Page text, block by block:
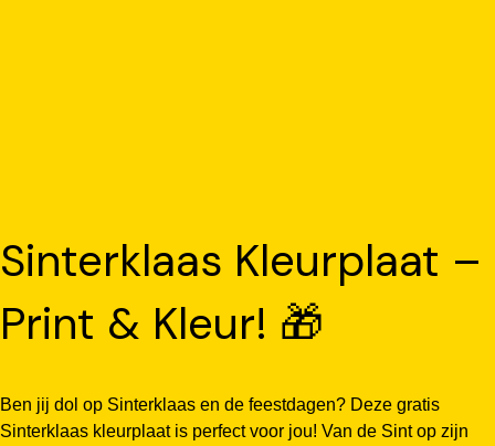
Sinterklaas Kleurplaat –
Print & Kleur! 🎁
Ben jij dol op Sinterklaas en de feestdagen? Deze gratis
Sinterklaas kleurplaat is perfect voor jou! Van de Sint op zijn